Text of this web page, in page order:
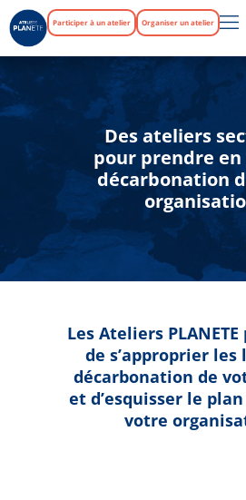
Participer à un atelier Organiser un atelier
Des ateliers
pour prendre
décarbonation
Les Ateliers
de s’approprier les
décarbonation de
et d’esquisser le
votre